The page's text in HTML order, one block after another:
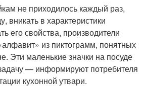
не приходилось каждый раз,
вникать в характеристики
его свойства, производители
из пиктограмм, понятных
Эти маленькие значки на посуде
— информируют потребителя
кухонной утвари.